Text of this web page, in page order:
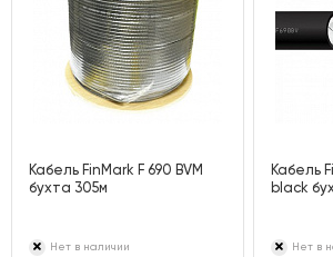
Кабель FinMark F 690 BVM
бухта 305м
Нет в наличии
Кабель
black
Нет в